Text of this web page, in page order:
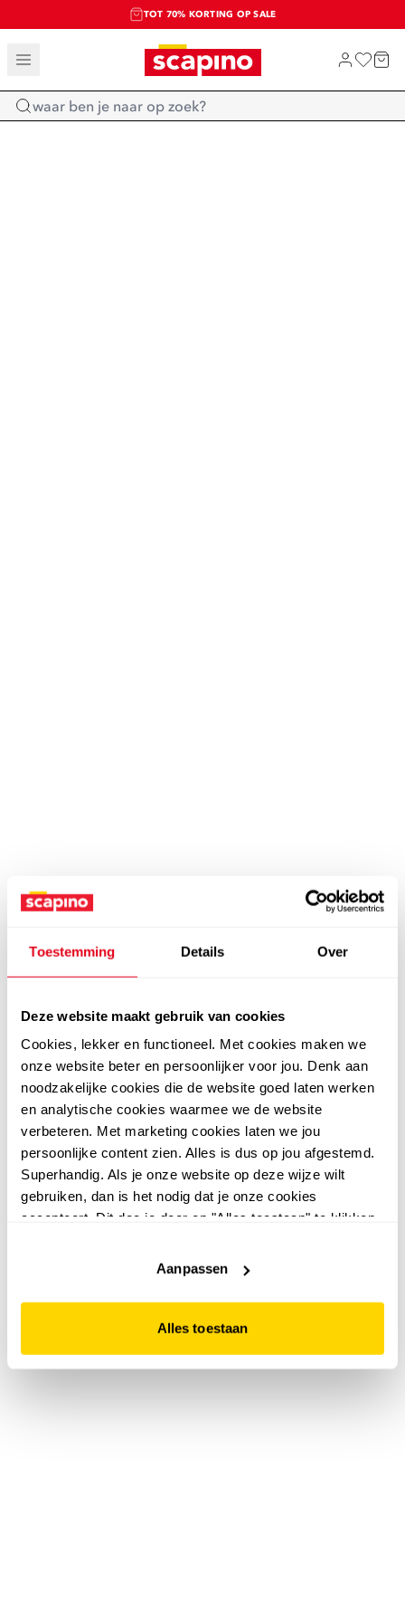
Toestemming Details Over
Deze website maakt gebruik van cookies
Cookies, lekker en functioneel. Met cookies maken we
onze website beter en persoonlijker voor jou. Denk aan
noodzakelijke cookies die de website goed laten werken
en analytische cookies waarmee we de website
verbeteren. Met marketing cookies laten we jou
persoonlijke content zien. Alles is dus op jou afgestemd.
Superhandig. Als je onze website op deze wijze wilt
gebruiken, dan is het nodig dat je onze cookies
accepteert. Dit doe je door op "Alles toestaan" te klikken.
website niet optimaal functioneert.
Aanpassen
Alles toestaan
TOT 70% KORTING OP SALE
SALE: LAATSTE KANS!
SHOP NIEUW
Home